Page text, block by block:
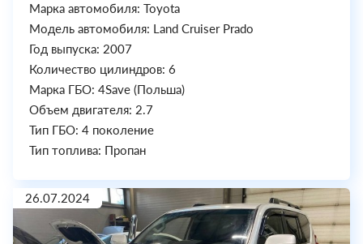
Марка автомобиля: Toyota
Модель автомобиля: Land Cruiser Prado
Год выпуска: 2007
Количество цилиндров: 6
Марка ГБО: 4Save (Польша)
Объем двигателя: 2.7
Тип ГБО: 4 поколение
Тип топлива: Пропан
26.07.2024